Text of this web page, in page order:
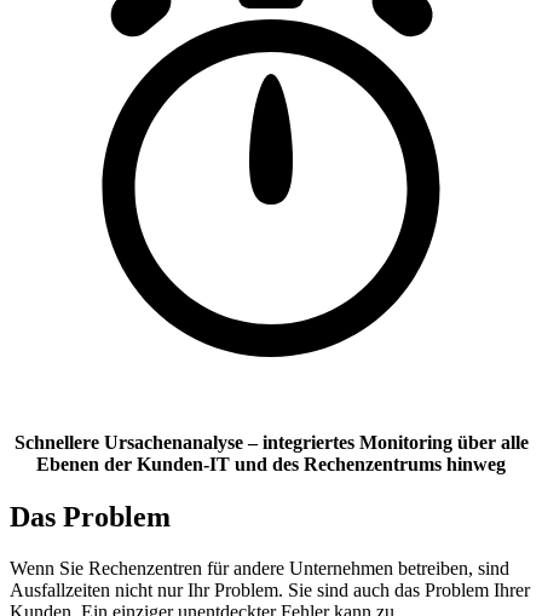
Schnellere Ursachenanalyse– integriertes Monitoring über alle
Ebenen der Kunden-IT und des Rechenzentrums hinweg
Das Problem
Wenn Sie Rechenzentren für andere Unternehmen betreiben, sind
Ausfallzeiten nicht nur Ihr Problem. Sie sind auch das Problem Ihrer
Kunden. Ein einziger unentdeckter Fehler kann zu